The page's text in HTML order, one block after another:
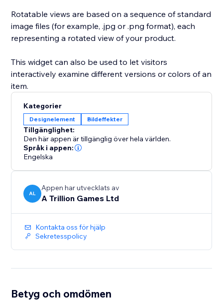
Rotatable views are based on a sequence of standard
image files (for example, .jpg or .png format), each
representing a rotated view of your product.
This widget can also be used to let visitors
interactively examine different versions or colors of an
Kategorier
Designelement Bildeffekter
Tillgänglighet:
Den här appen är tillgänglig över hela världen.
Språk i appen:
Engelska
AL
Appen har utvecklats av
A Trillion Games Ltd
Kontakta oss för hjälp
Sekretesspolicy
Betyg och omdömen